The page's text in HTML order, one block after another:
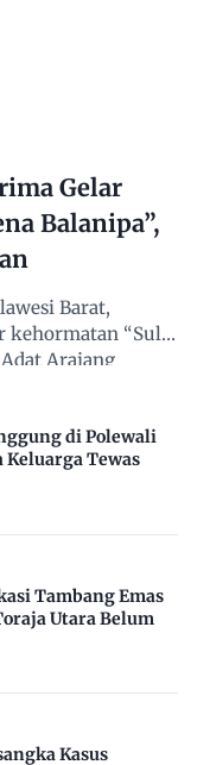
Gelar
Balanipa”,
Barat,
kehormatan “Sulo
Arajang
di Polewali
Tewas
Tambang Emas
Utara Belum
Kasus